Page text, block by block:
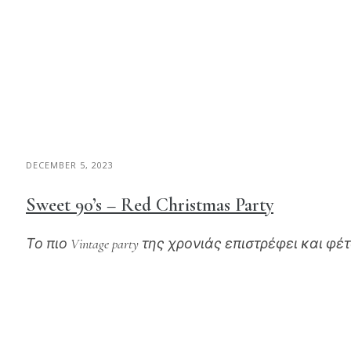
DECEMBER 5, 2023
Sweet 90’s – Red Christmas Party
Το πιο Vintage party της χρονιάς επιστρέφει και